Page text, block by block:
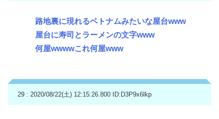
路地裏に現れるベトナムみたいな屋台www
屋台に寿司とラーメンの文字www
何屋wwwwこれ何屋www
29 : 2020/08/22(土) 12:15:26.800 ID:D3P9x6lkp